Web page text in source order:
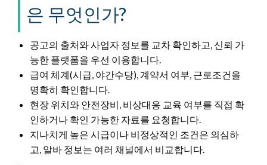
은 무엇인가?
공고의 출처와 사업자 정보를 교차 확인하고, 신뢰 가
능한 플랫폼을 우선 이용합니다.
급여 체계(시급, 야간수당), 계약서 여부, 근로조건을
명확히 확인합니다.
현장 위치와 안전장비, 비상대응 교육 여부를 직접 확
인하거나 확인 가능한 자료를 요청합니다.
지나치게 높은 시급이나 비정상적인 조건은 의심하
고, 알바 정보는 여러 채널에서 비교합니다.